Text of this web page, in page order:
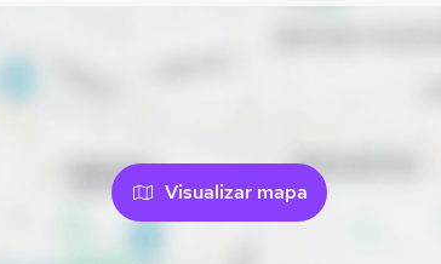
Visualizar mapa